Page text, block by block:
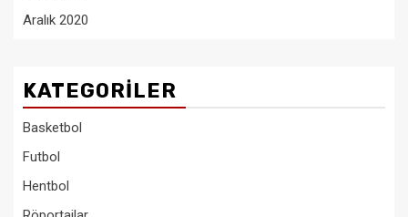
Aralık 2020
KATEGORILER
Basketbol
Futbol
Hentbol